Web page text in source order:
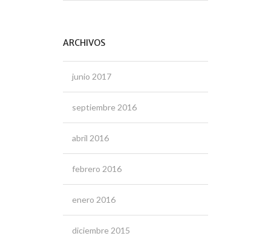
ARCHIVOS
junio 2017
septiembre 2016
abril 2016
febrero 2016
enero 2016
diciembre 2015